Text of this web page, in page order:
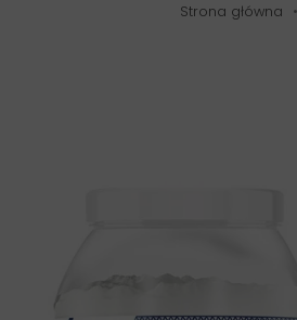
Strona główna